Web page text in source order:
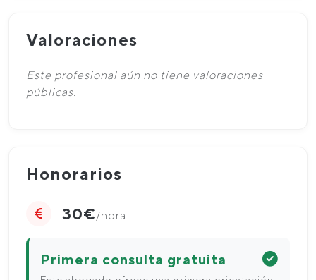
Valoraciones
Este profesional aún no tiene valoraciones
públicas.
Honorarios
30€/hora
Primera consulta gratuita